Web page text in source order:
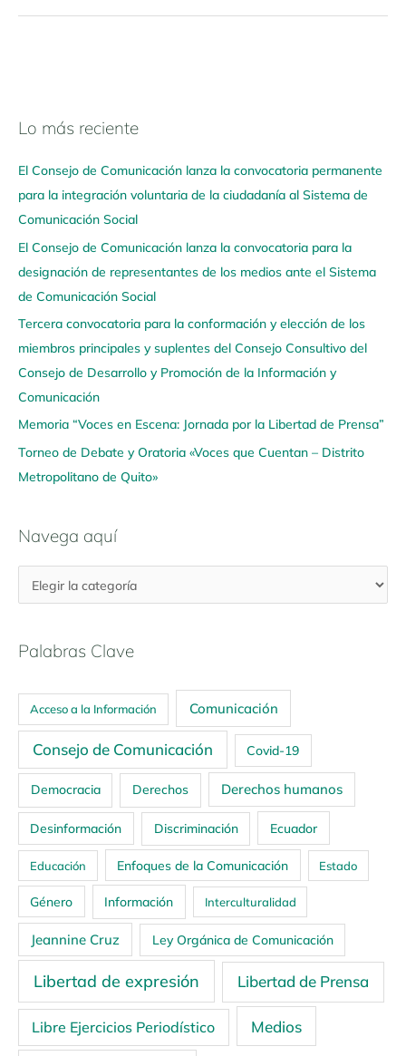
Lo más reciente
El Consejo de Comunicación lanza la convocatoria permanente
para la integración voluntaria de la ciudadanía al Sistema de
Comunicación Social
El Consejo de Comunicación lanza la convocatoria para la
designación de representantes de los medios ante el Sistema
de Comunicación Social
Tercera convocatoria para la conformación y elección de los
miembros principales y suplentes del Consejo Consultivo del
Consejo de Desarrollo y Promoción de la Información y
Comunicación
Memoria “Voces en Escena: Jornada por la Libertad de Prensa”
Torneo de Debate y Oratoria «Voces que Cuentan – Distrito
Metropolitano de Quito»
Navega aquí
N
v
e
g
a
a
q
u
í
Palabras Clave
Acceso a la Información Comunicación
Consejo de Comunicación Covid-19
Democracia Derechos Derechos humanos
Desinformación Discriminación Ecuador
Educación Enfoques de la Comunicación Estado
Género Información Interculturalidad
Jeannine Cruz Ley Orgánica de Comunicación
Libertad de expresión Libertad de Prensa
Libre Ejercicios Periodístico Medios